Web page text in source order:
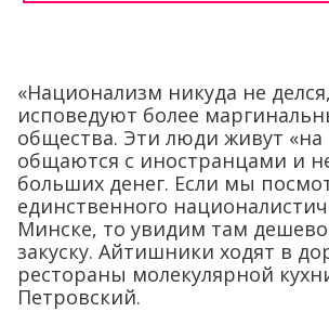
«Национализм никуда не
исповедуют более
общества. Эти люди живут «на
общаются с иностранцами и
больших денег. Если мы
единственного
Минске, то увидим там
закуску. Айтишники ходят в
рестораны молекулярной
Петровский.